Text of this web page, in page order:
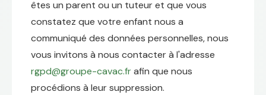
êtes un parent ou un tuteur et que vous
constatez que votre enfant nous a
communiqué des données personnelles, nous
vous invitons à nous contacter à l'adresse
rgpd@groupe-cavac.frafin que nous
procédions à leur suppression.